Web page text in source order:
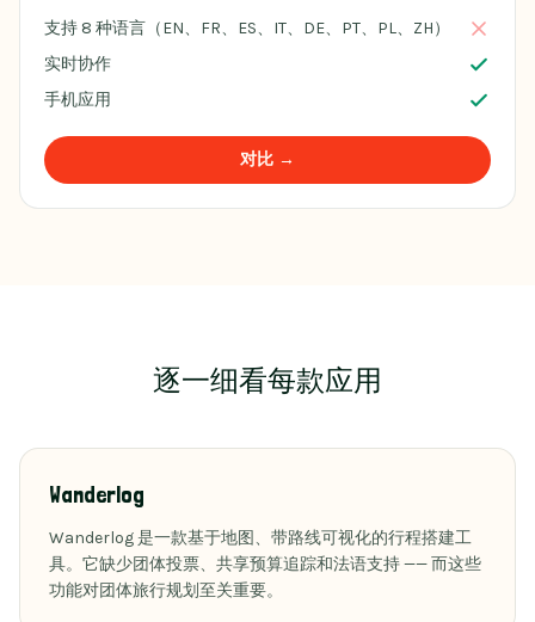
支持 8 种语言（EN、FR、ES、IT、DE、PT、PL、ZH）
实时协作
手机应用
对比 →
逐一细看每款应用
Wanderlog
Wanderlog 是一款基于地图、带路线可视化的行程搭建工
具。它缺少团体投票、共享预算追踪和法语支持 —— 而这些
功能对团体旅行规划至关重要。